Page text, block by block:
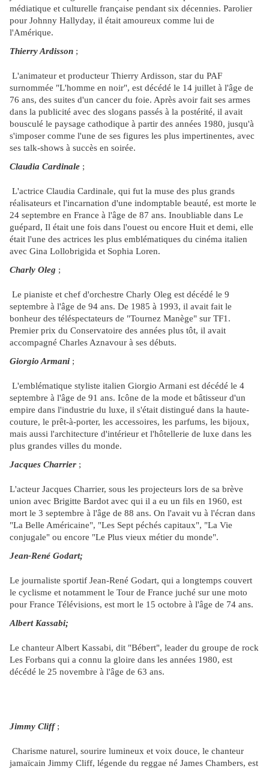
médiatique et culturelle française pendant six décennies. Parolier
pour Johnny Hallyday, il était amoureux comme lui de
l'Amérique.
Thierry Ardisson ;
L'animateur et producteur Thierry Ardisson, star du PAF
surnommée "L'homme en noir", est décédé le 14 juillet à l'âge de
76 ans, des suites d'un cancer du foie. Après avoir fait ses armes
dans la publicité avec des slogans passés à la postérité, il avait
bousculé le paysage cathodique à partir des années 1980, jusqu'à
s'imposer comme l'une de ses figures les plus impertinentes, avec
ses talk-shows à succès en soirée.
Claudia Cardinale ;
L'actrice Claudia Cardinale, qui fut la muse des plus grands
réalisateurs et l'incarnation d'une indomptable beauté, est morte le
24 septembre en France à l'âge de 87 ans. Inoubliable dans Le
guépard, Il était une fois dans l'ouest ou encore Huit et demi, elle
était l'une des actrices les plus emblématiques du cinéma italien
avec Gina Lollobrigida et Sophia Loren.
Charly Oleg ;
Le pianiste et chef d'orchestre Charly Oleg est décédé le 9
septembre à l'âge de 94 ans. De 1985 à 1993, il avait fait le
bonheur des téléspectateurs de "Tournez Manège" sur TF1.
Premier prix du Conservatoire des années plus tôt, il avait
accompagné Charles Aznavour à ses débuts.
Giorgio Armani ;
L'emblématique styliste italien Giorgio Armani est décédé le 4
septembre à l'âge de 91 ans. Icône de la mode et bâtisseur d'un
empire dans l'industrie du luxe, il s'était distingué dans la haute-
couture, le prêt-à-porter, les accessoires, les parfums, les bijoux,
mais aussi l'architecture d'intérieur et l'hôtellerie de luxe dans les
plus grandes villes du monde.
Jacques Charrier ;
L'acteur Jacques Charrier, sous les projecteurs lors de sa brève
union avec Brigitte Bardot avec qui il a eu un fils en 1960, est
mort le 3 septembre à l'âge de 88 ans. On l'avait vu à l'écran dans
"La Belle Américaine", "Les Sept péchés capitaux", "La Vie
conjugale" ou encore "Le Plus vieux métier du monde".
Jean-René Godart;
Le journaliste sportif Jean-René Godart, qui a longtemps couvert
le cyclisme et notamment le Tour de France juché sur une moto
pour France Télévisions, est mort le 15 octobre à l'âge de 74 ans.​​​​​​​
Albert Kassabi;
Le chanteur Albert Kassabi, dit "Bébert", leader du groupe de rock
Les Forbans qui a connu la gloire dans les années 1980, est
décédé le 25 novembre à l'âge de 63 ans.
Jimmy Cliff;
Charisme naturel, sourire lumineux et voix douce, le chanteur
jamaïcain Jimmy Cliff, légende du reggae né James Chambers, est